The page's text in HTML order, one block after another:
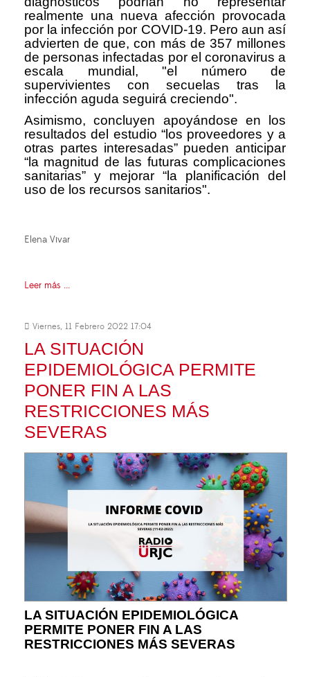
realmente una nueva afección provocada
por la infección por COVID-19. Pero aun así
advierten de que, con más de 357 millones
de personas infectadas por el coronavirus a
escala mundial, "el número de
supervivientes con secuelas tras la
infección aguda seguirá creciendo".
Asimismo, concluyen apoyándose en los
resultados del estudio “los proveedores y a
otras partes interesadas” pueden anticipar
“la magnitud de las futuras complicaciones
sanitarias” y mejorar “la planificación del
uso de los recursos sanitarios".
Elena Vivar
Leer más ...
Viernes, 11 Febrero 2022 17:04
LA SITUACIÓN
EPIDEMIOLÓGICA PERMITE
PONER FIN A LAS
RESTRICCIONES MÁS
SEVERAS
LA SITUACIÓN EPIDEMIOLÓGICA
PERMITE PONER FIN A LAS
RESTRICCIONES MÁS SEVERAS